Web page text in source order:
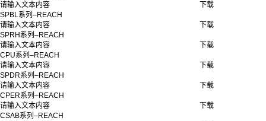
请输入文本内容
SPBL系列–REACH
下载
请输入文本内容
SPRH系列–REACH
下载
请输入文本内容
CPU系列–REACH
下载
请输入文本内容
SPDR系列–REACH
下载
请输入文本内容
CPER系列–REACH
下载
请输入文本内容
CSAB系列–REACH
下载